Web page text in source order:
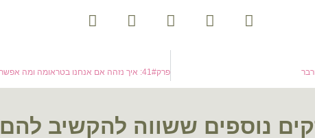
נוספים ששווה להקשיב להם